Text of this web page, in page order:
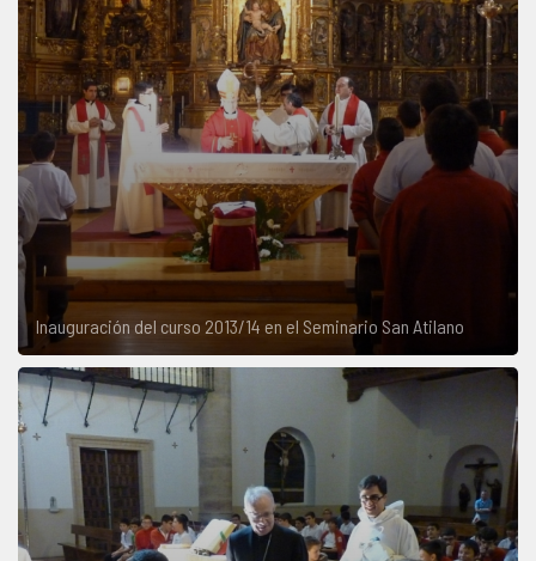
Inauguración del curso 2013/14 en el Seminario San Atilano